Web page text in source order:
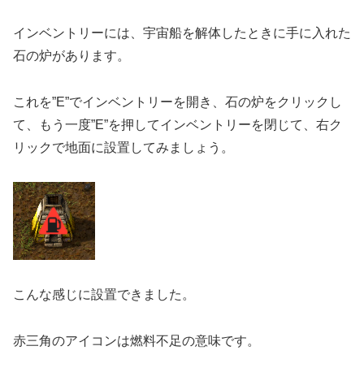
インベントリーには、宇宙船を解体したときに手に入れた
石の炉があります。
これを”E”でインベントリーを開き、石の炉をクリックし
て、もう一度”E”を押してインベントリーを閉じて、右ク
リックで地面に設置してみましょう。
こんな感じに設置できました。
赤三角のアイコンは燃料不足の意味です。